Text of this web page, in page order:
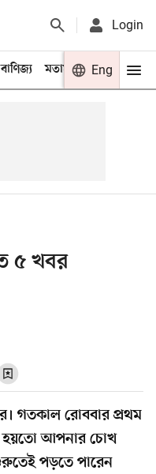
Login
বাণিজ্য মতামত খেলা
Eng
৫ খবর
গতকাল রোববার প্রথম
আপনার চোখ
পড়তে পারেন